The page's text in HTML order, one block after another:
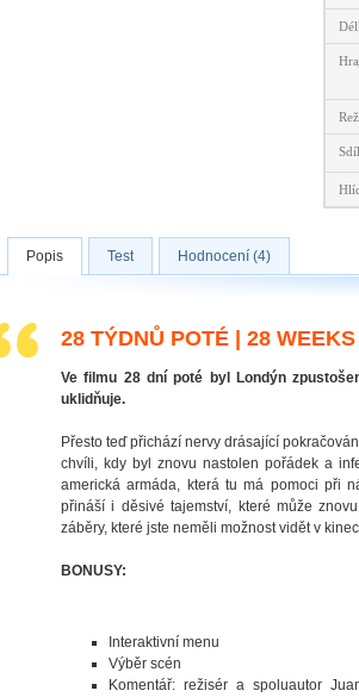
Popis Test Hodnocení (4)
28 TÝDNŮ POTÉ | 28
Ve filmu 28 dní poté byl Londýn
uklidňuje.
Přesto teď přichází nervy drásající
chvíli, kdy byl znovu nastolen pořádek a
americká armáda, která tu má pomoci při
přináší i děsivé tajemství, které může
záběry, které jste neměli možnost vidět v
BONUSY:
Interaktivní menu
Výběr scén
Komentář: režisér a spoluautor